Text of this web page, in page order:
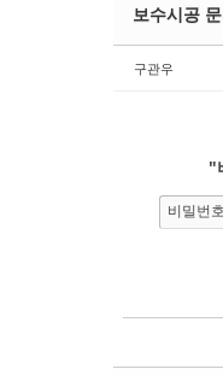
보수시공
구관우
"
비밀번호